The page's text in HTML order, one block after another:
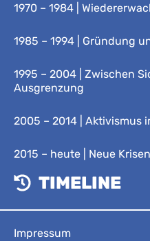
1970 – 1984 |
1985 – 1994 | Gründung
1995 – 2004 | Zwischen
Ausgrenzung
2005 – 2014 | Aktivismus
2015 – heute | Neue
TIMELINE
Impressum